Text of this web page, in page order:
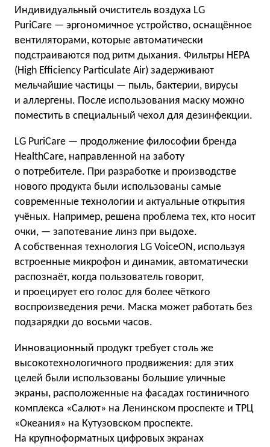
Индивидуальный очиститель воздуха LG
PuriCare — эргономичное устройство, оснащённое
вентиляторами, которые автоматически
подстраиваются под ритм дыхания. Фильтры HEPA
(High Efficiency Particulate Air) задерживают
мельчайшие частицы — пыль, бактерии, вирусы
и аллергены. После использования маску можно
поместить в специальный чехол для дезинфекции.
LG PuriCare — продолжение философии бренда
HealthCare, направленной на заботу
о потребителе. При разработке и производстве
нового продукта были использованы самые
современные технологии и актуальные открытия
учёных. Например, решена проблема тех, кто носит
очки, — запотевание линз при выдохе.
А собственная технология LG VoiceON, используя
встроенные микрофон и динамик, автоматически
распознаёт, когда пользователь говорит,
и проецирует его голос для более чёткого
воспроизведения речи. Маска может работать без
подзарядки до восьми часов.
Инновационный продукт требует столь же
высокотехнологичного продвижения: для этих
целей были использованы большие уличные
экраны, расположенные на фасадах гостиничного
комплекса «Салют» на Ленинском проспекте и ТРЦ
«Океания» на Кутузовском проспекте.
На крупноформатных цифровых экранах